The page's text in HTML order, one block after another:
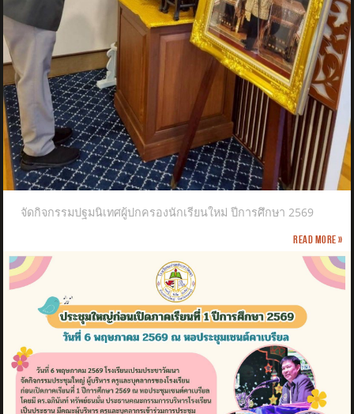
จัดกิจกรรมปฐมนิเทศผู้ปกครองนักเรียนใหม่ ปีการศึกษา 2569
Read more »